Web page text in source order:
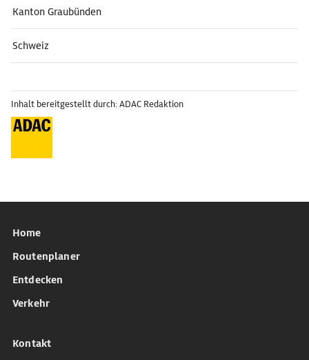
Kanton Graubünden
Schweiz
Inhalt bereitgestellt durch: ADAC Redaktion
Home
Routenplaner
Entdecken
Verkehr
Kontakt